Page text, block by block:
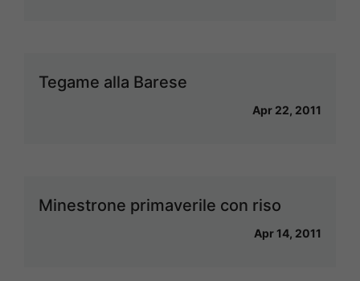
Tegame alla Barese
Apr 22, 2011
Minestrone primaverile con riso
Apr 14, 2011